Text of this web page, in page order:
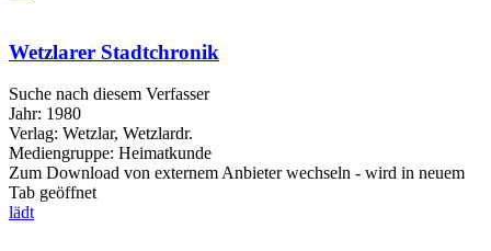
Wetzlarer Stadtchronik
Suche nach diesem Verfasser
Jahr: 1980
Verlag: Wetzlar, Wetzlardr.
Mediengruppe: Heimatkunde
Zum Download von externem Anbieter wechseln - wird in neuem
Tab geöffnet
lädt